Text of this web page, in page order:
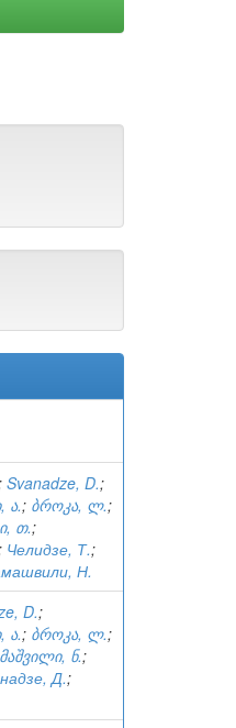
Svanadze, D.;
ა.; ბროკა, ლ.;
თ.;
Челидзе, Т.;
Н.
D.;
ა.; ბროკა, ლ.;
ნ.;
Д.;